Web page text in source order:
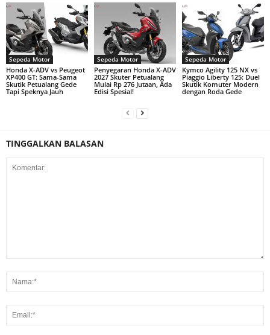
Sepeda Motor
Honda X-ADV vs Peugeot
XP400 GT: Sama-Sama
Skutik Petualang Gede
Tapi Speknya Jauh
Sepeda Motor
Penyegaran Honda X-ADV
2027 Skuter Petualang
Mulai Rp 276 Jutaan, Ada
Edisi Spesial!
Sepeda Motor
Kymco Agility 125 NX vs
Piaggio Liberty 125: Duel
Skutik Komuter Modern
dengan Roda Gede
TINGGALKAN BALASAN